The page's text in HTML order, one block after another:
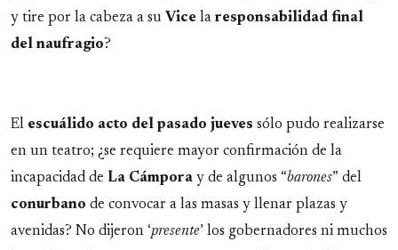
y tire por la cabeza a su Vice la responsabilidad final
del naufragio?
El escuálido acto del pasado jueves sólo pudo realizarse
en un teatro; ¿se requiere mayor confirmación de la
incapacidad de La Cámpora y de algunos “barones” del
conurbano de convocar a las masas y llenar plazas y
avenidas? No dijeron ‘presente’ los gobernadores ni muchos